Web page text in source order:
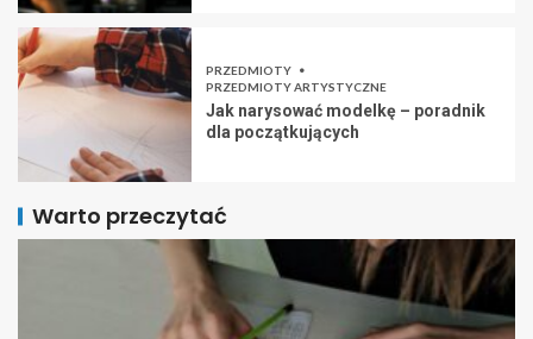
PRZEDMIOTY
PRZEDMIOTY ARTYSTYCZNE
Jak narysować modelkę – poradnik
dla początkujących
Warto przeczytać